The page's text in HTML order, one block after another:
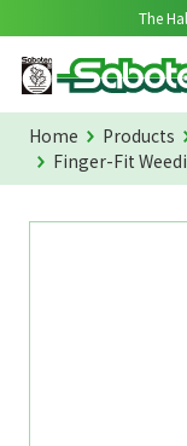
The
Home Products
Finger-Fit